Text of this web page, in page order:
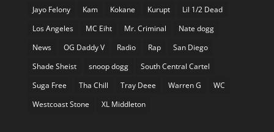
Jayo Felony
Kam Kokane Kurupt
Lil 1/2 Dead
Los Angeles
MC Eiht Mr. Criminal
Nate dogg
News
OG Daddy V Radio Rap
San Diego
Shade Sheist
snoop dogg
South Central Cartel
Suga Free
Tha Chill Tray Deee Warren G
WC
Westcoast Stone
XL Middleton